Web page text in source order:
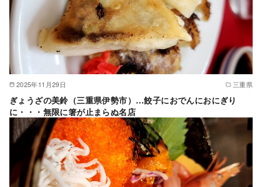
2025年11月29日 三重県
ぎょうざの美鈴（三重県伊勢市）…餃子におでんにおにぎり
に・・・無限に箸が止まらぬ名店